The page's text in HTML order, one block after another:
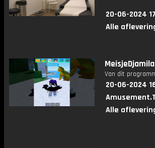
20-06-2024
Alle
Van dit
20-06-2024
Alle